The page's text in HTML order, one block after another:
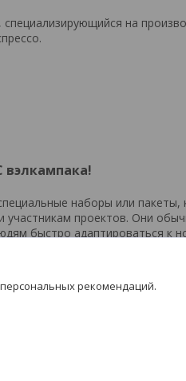
на
вэлкампака!
наборы или
участникам проектов. Они
быстро адаптироваться к
предметы,
рекомендаций.